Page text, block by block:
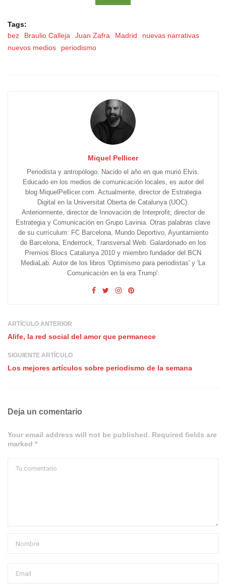
Tags:
bez
Braulio Calleja Juan Zafra Madrid
nuevas narrativas
nuevos medios
periodismo
Miquel Pellicer
Periodista y antropólogo. Nacido el año en que murió Elvis.
Educado en los medios de comunicación locales, es autor del
blog MiquelPellicer.com. Actualmente, director de Estrategia
Digital en la Universitat Oberta de Catalunya (UOC).
Anteriormente, director de Innovación de Interprofit; director de
Estrategia y Comunicación en Grupo Lavinia. Otras palabras clave
de su currículum: FC Barcelona, Mundo Deportivo, Ayuntamiento
de Barcelona, Enderrock, Transversal Web. Galardonado en los
Premios Blocs Catalunya 2010 y miembro fundador del BCN
MediaLab. Autor de los libros 'Optimismo para periodistas' y 'La
Comunicación en la era Trump'.
ARTÍCULO ANTERIOR
Alife, la red social del amor que permanece
SIGUIENTE ARTÍCULO
Los mejores artículos sobre periodismo de la semana
Deja un comentario
Your email address will not be published. Required fields are
marked *